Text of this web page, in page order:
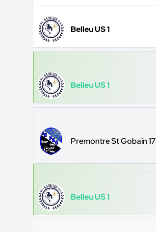
Belleu US 1
Belleu US 1
Premontre St Gobain 17
Belleu US 1